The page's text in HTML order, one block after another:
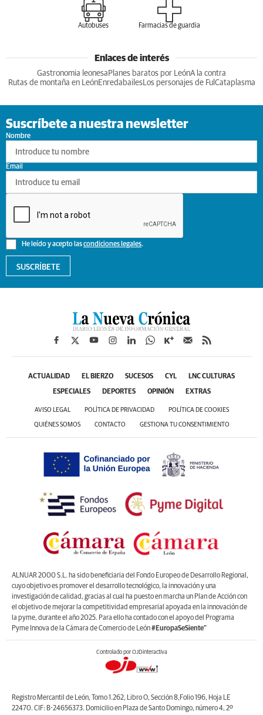
Autobuses Farmacias de guardia
Enlaces de interés
Gastronomia leonesa Planes baratos por LeónA la contra
Rutas de montaña en LeónEnredabailesLos personajes de Ful Cataplasma
Suscríbete a nuestra newsletter
Nombre
He leído y acepto lascondiciones legales.
Email
SUSCRÍBETE
ACTUALIDAD EL BIERZO SUCESOS CYL LNC CULTURAS
ESPECIALES DEPORTES OPINIÓN EXTRAS
AVISO LEGAL POLÍTICA DE PRIVACIDAD POLÍTICA DE COOKIES
QUIÉNES SOMOS CONTACTO GESTIONA TU CONSENTIMIENTO
ALNUAR 2000 S.L. ha sido beneficiaria del Fondo Europeo de Desarrollo Regional,
cuyo objetivo es promover el desarrollo tecnológico, la innovación y una
investigación de calidad, gracias al cual ha puesto en marcha un Plan de Acción con
el objetivo de mejorar la competitividad empresarial apoyada en la innovación de
la pyme, durante el año 2025. Para ello ha contado con el apoyo del Programa
Pyme Innova de la Cámara de Comercio de León#EuropaSeSiente”
Controlado por OJDinteractiva
Registro Mercantil de León, Tomo 1.262, Libro O, Sección 8,Folio 196, Hoja LE
22470. CIF: B-24656373. Domicilio en Plaza de Santo Domingo, número 4, 2º